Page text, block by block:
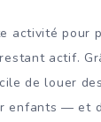
activité pour
actif.
de louer
enfants — et